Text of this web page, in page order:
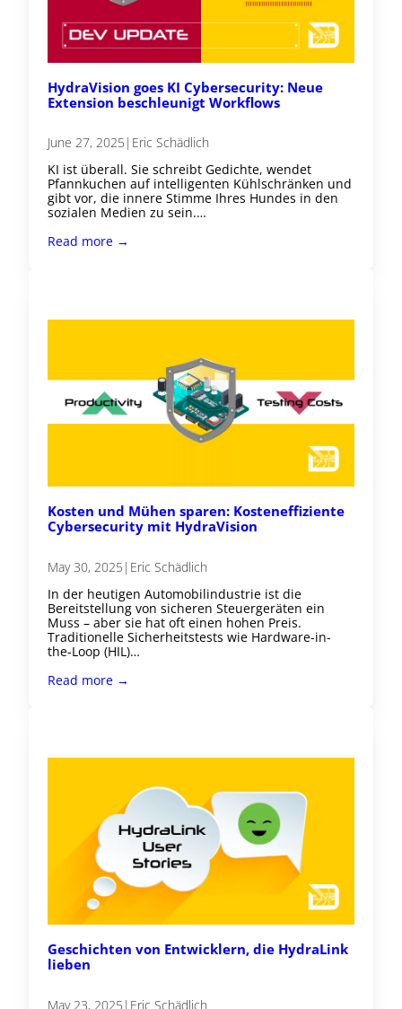
HydraVision goes KI Cybersecurity: Neue
Extension beschleunigt Workflows
June 27, 2025 | Eric Schädlich
KI ist überall. Sie schreibt Gedichte, wendet
Pfannkuchen auf intelligenten Kühlschränken und
gibt vor, die innere Stimme Ihres Hundes in den
sozialen Medien zu sein.…
Read more →
Kosten und Mühen sparen: Kosteneffiziente
Cybersecurity mit HydraVision
May 30, 2025 | Eric Schädlich
In der heutigen Automobilindustrie ist die
Bereitstellung von sicheren Steuergeräten ein
Muss – aber sie hat oft einen hohen Preis.
Traditionelle Sicherheitstests wie Hardware-in-
the-Loop (HIL)…
Read more →
Geschichten von Entwicklern, die HydraLink
lieben
May 23, 2025 | Eric Schädlich